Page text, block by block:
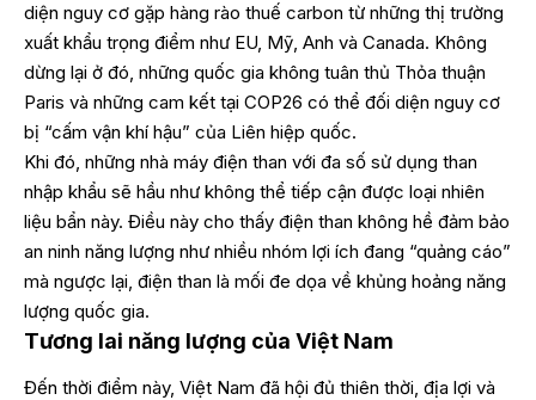
diện nguy cơ gặp hàng rào thuế carbon từ những thị trường
xuất khẩu trọng điểm như EU, Mỹ, Anh và Canada. Không
dừng lại ở đó, những quốc gia không tuân thủ Thỏa thuận
Paris và những cam kết tại COP26 có thể đối diện nguy cơ
bị “cấm vận khí hậu” của Liên hiệp quốc.
Khi đó, những nhà máy điện than với đa số sử dụng than
nhập khẩu sẽ hầu như không thể tiếp cận được loại nhiên
liệu bẩn này. Điều này cho thấy điện than không hề đảm bảo
an ninh năng lượng như nhiều nhóm lợi ích đang “quảng cáo”
mà ngược lại, điện than là mối đe dọa về khủng hoảng năng
lượng quốc gia.
Tương lai năng lượng của Việt Nam
Đến thời điểm này, Việt Nam đã hội đủ thiên thời, địa lợi và